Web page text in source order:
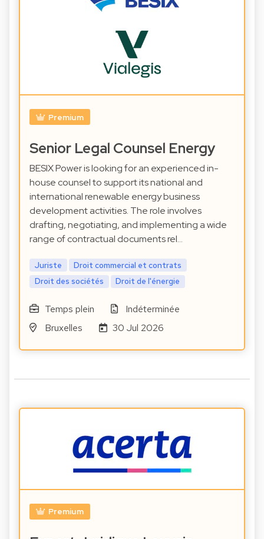
Premium
Senior Legal Counsel Energy
BESIX Power is looking for an experienced in-
house counsel to support its national and
international renewable energy business
development activities. The role involves
drafting, negotiating, and implementing a wide
range of contractual documents rel…
Juriste
Droit commercial et contrats
Droit des sociétés
Droit de l'énergie
Temps plein
Indéterminée
Bruxelles
30 Jul 2026
Premium